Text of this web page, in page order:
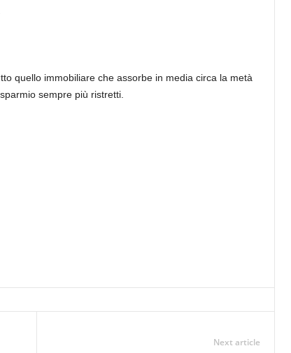
quello immobiliare che assorbe in media circa la metà
sempre più ristretti.
Next article